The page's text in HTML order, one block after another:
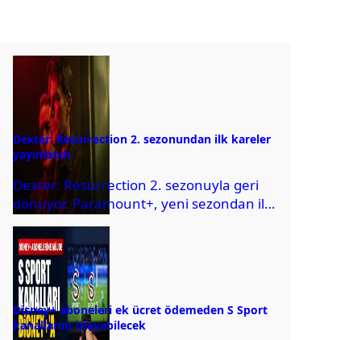
Dexter: Resurrection 2. sezonundan ilk kareler
yayınlandı
Dexter: Resurrection 2. sezonuyla geri
dönüyor. Paramount+, yeni sezondan ilk
görselleri paylaştı ve oyuncu kadrosunu
açıkladı.
Disney+ aboneleri ek ücret ödemeden S Sport
kanallarını izleyebilecek